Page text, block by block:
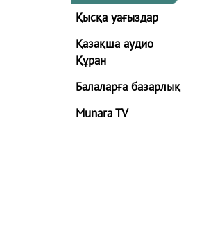
Қысқа уағыздар
Қазақша аудио
Құран
Балаларға базарлық
Munara TV